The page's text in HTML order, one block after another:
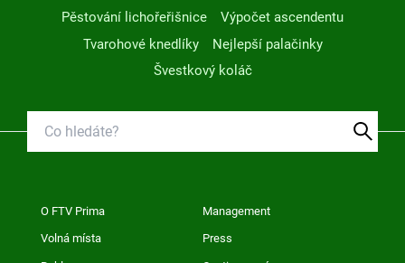
Pěstování lichořeřišnice
Výpočet ascendentu
Tvarohové knedlíky
Nejlepší palačinky
Švestkový koláč
O FTV Prima Management
Volná místa Press